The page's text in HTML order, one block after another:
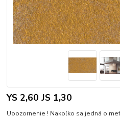
YS 2,60 JS 1,30
Upozornenie ! Nakoľko sa jedná o